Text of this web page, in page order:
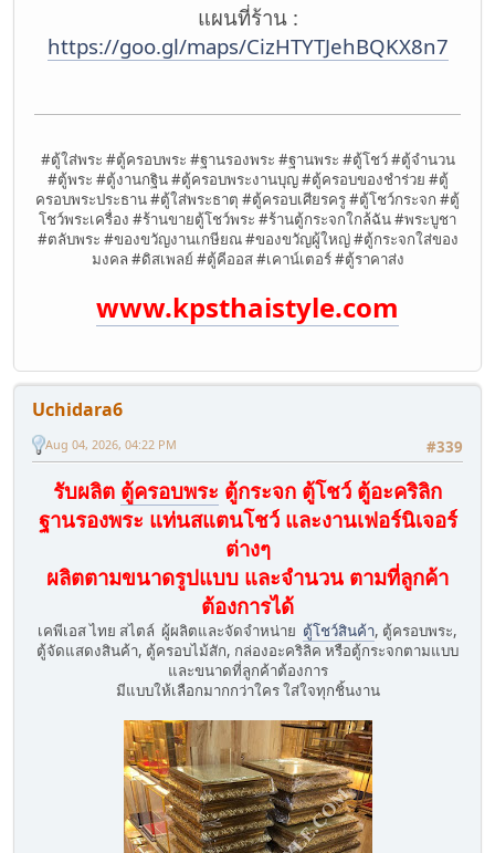
แผนที่ร้าน :
https://goo.gl/maps/CizHTYTJehBQKX8n7
#ตู้ใส่พระ #ตู้ครอบพระ #ฐานรองพระ #ฐานพระ #ตู้โชว์ #ตู้จำนวน
#ตู้พระ #ตู้งานกฐิน #ตู้ครอบพระงานบุญ #ตู้ครอบของชำร่วย #ตู้
ครอบพระประธาน #ตู้ใส่พระธาตุ #ตู้ครอบเศียรครู #ตู้โชว์กระจก #ตู้
โชว์พระเครื่อง #ร้านขายตู้โชว์พระ #ร้านตู้กระจกใกล้ฉัน #พระบูชา
#ตลับพระ #ของขวัญงานเกษียณ #ของขวัญผู้ใหญ่ #ตู้กระจกใส่ของ
มงคล #ดิสเพลย์ #ตู้คีออส #เคาน์เตอร์ #ตู้ราคาส่ง
www.kpsthaistyle.com
Uchidara6
#339
Aug 04, 2026, 04:22 PM
รับผลิต ตู้ครอบพระ ตู้กระจก ตู้โชว์ ตู้อะคริลิก
ฐานรองพระ แท่นสแตนโชว์ และงานเฟอร์นิเจอร์
ต่างๆ
ผลิตตามขนาดรูปแบบ และจำนวน ตามที่ลูกค้า
ต้องการได้
เคพีเอส ไทย สไตล์ ผู้ผลิตและจัดจำหน่าย ตู้โชว์สินค้า, ตู้ครอบพระ,
ตู้จัดแสดงสินค้า, ตู้ครอบไม้สัก, กล่องอะคริลิค หรือตู้กระจกตามแบบ
และขนาดที่ลูกค้าต้องการ
มีแบบให้เลือกมากกว่าใคร ใส่ใจทุกชิ้นงาน